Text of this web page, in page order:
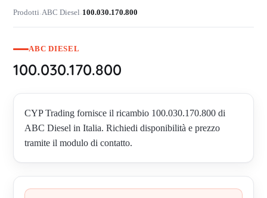
Prodotti›ABC Diesel›100.030.170.800
ABC DIESEL
100.030.170.800
CYP Trading fornisce il ricambio 100.030.170.800 di
ABC Diesel in Italia. Richiedi disponibilità e prezzo
tramite il modulo di contatto.